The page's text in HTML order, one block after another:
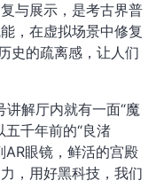
与展示，是考古界普
，在虚拟场景中修复
史的疏离感，让人们
讲解厅内就有一面“魔
五千年前的“良渚
AR眼镜，鲜活的宫殿
，用好黑科技，我们